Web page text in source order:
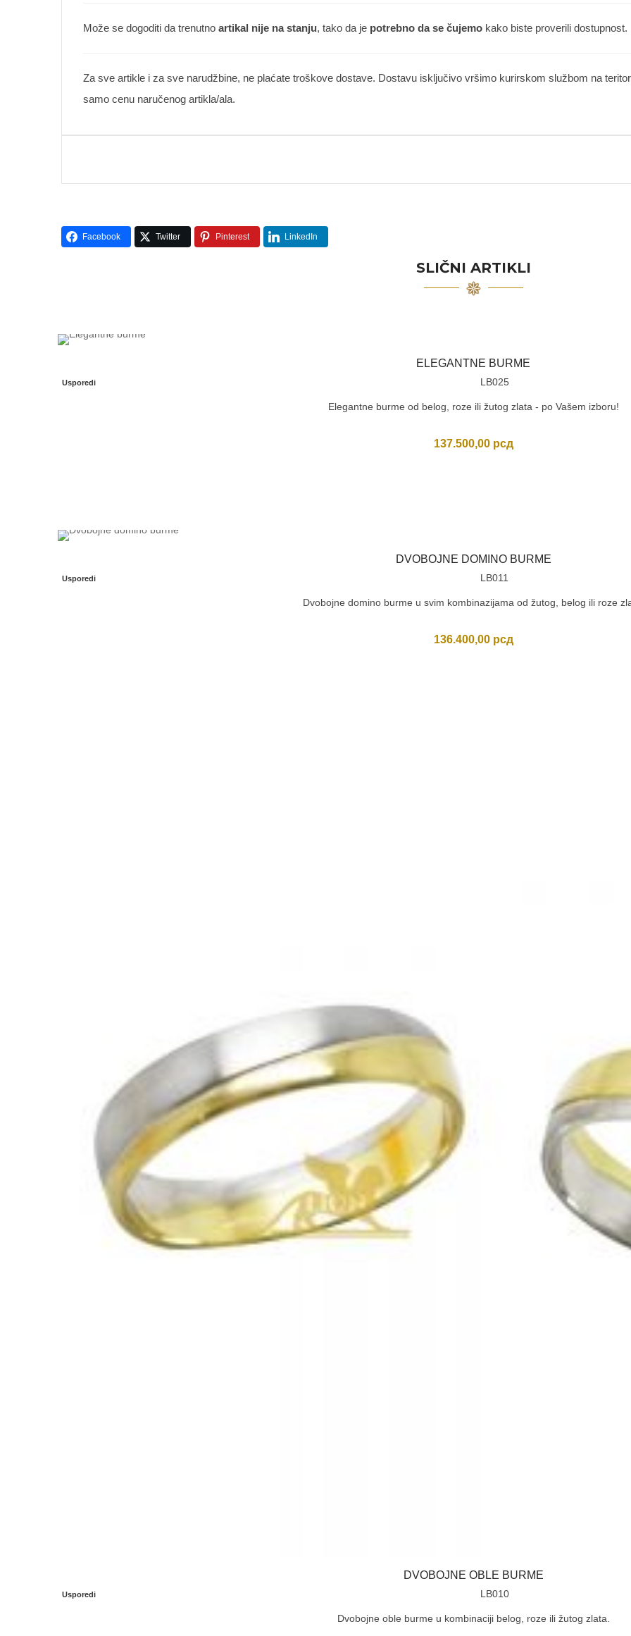
Može se dogoditi da trenutno artikal nije na stanju, tako da je potrebno da se čujemo kako biste proverili dostupnost.
Za sve artikle i za sve narudžbine, ne plaćate troškove dostave. Dostavu isključivo vršimo kurirskom službom na
samo cenu naručenog artikla/ala.
Facebook Twitter Pinterest LinkedIn
SLIČNI ARTIKLI
ELEGANTNE BURME
Usporedi LB025
Elegantne burme od belog, roze ili žutog zlata - po Vašem izboru!
137.500,00 рсд
DVOBOJNE DOMINO BURME
Usporedi LB011
Dvobojne domino burme u svim kombinazijama od žutog, belog ili roze
136.400,00 рсд
DVOBOJNE OBLE BURME
Usporedi LB010
Dvobojne oble burme u kombinaciji belog, roze ili žutog zlata.